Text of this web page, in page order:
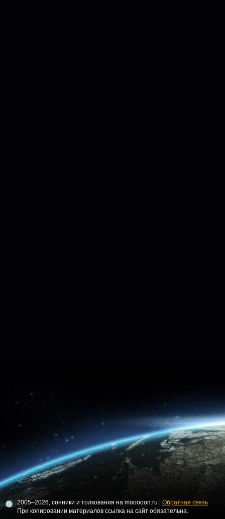
2005–2026, сонники и толкования на mooooon.ru | Обратная связь
При копировании материалов ссылка на сайт обязательна.